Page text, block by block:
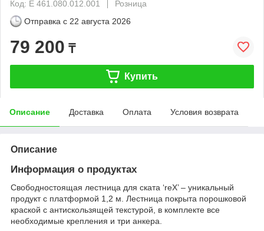
Код: E 461.080.012.001
Розница
Отправка с 22 августа 2026
79 200 ₸
Купить
Описание Доставка Оплата Условия возврата
Описание
Информация о продуктах
Свободностоящая лестница для ската ‘reX’ – уникальный
продукт с платформой 1,2 м. Лестница покрыта порошковой
краской с антискользящей текстурой, в комплекте все
необходимые крепления и три анкера.